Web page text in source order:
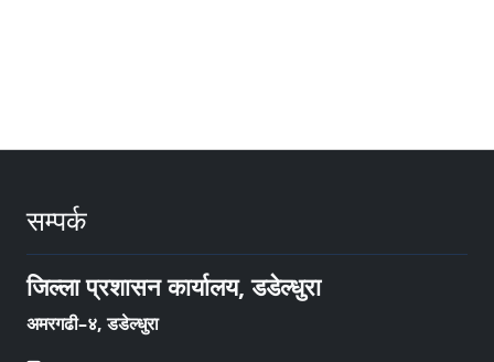
सम्पर्क
जिल्ला प्रशासन कार्यालय, डडेल्धुरा
अमरगढी–४, डडेल्धुरा